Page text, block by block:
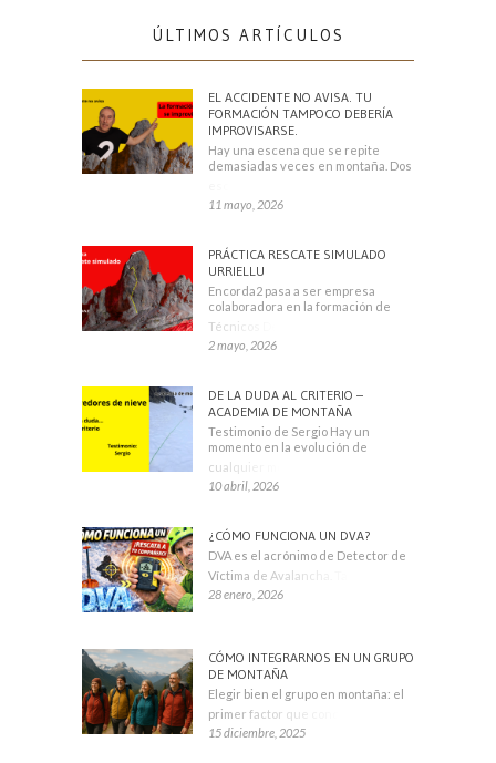
ÚLTIMOS ARTÍCULOS
EL ACCIDENTE NO AVISA. TU
FORMACIÓN TAMPOCO DEBERÍA
IMPROVISARSE.
Hay una escena que se repite
demasiadas veces en montaña. Dos
11 mayo, 2026
PRÁCTICA RESCATE SIMULADO
URRIELLU
Encorda2 pasa a ser empresa
colaboradora en la formación de
Técnicos Deportivos
2 mayo, 2026
DE LA DUDA AL CRITERIO –
ACADEMIA DE MONTAÑA
Testimonio de Sergio Hay un
momento en la evolución de
cualquier montañero
10 abril, 2026
¿CÓMO FUNCIONA UN DVA?
DVA es el acrónimo de Detector de
Víctima de Avalancha. También se
28 enero, 2026
CÓMO INTEGRARNOS EN UN GRUPO
DE MONTAÑA
Elegir bien el grupo en montaña: el
primer factor que condiciona tu
15 diciembre, 2025